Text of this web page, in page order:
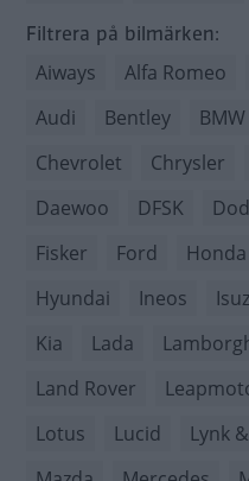
Filtrera på bilmärken:
Aiways Alfa Romeo
Audi
Bentley BMW
Chevrolet
Chrysler
Daewoo
DFSK
Fisker
Ford Honda
Hyundai
Ineos
Kia
Lada
Land Rover
Lotus
Lucid Lynk